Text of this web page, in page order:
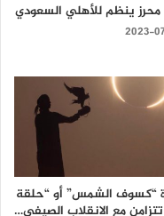
ينظم للأهلي السعودي
2023-
“كسوف الشمس” أو “حلقة
تتزامن مع الانقلاب الصيفي…